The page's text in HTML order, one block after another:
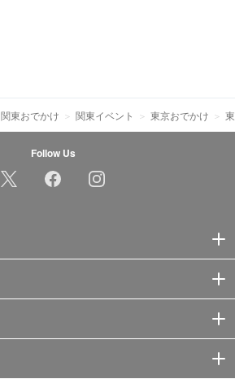
関東おでかけ 関東イベント 東京おでかけ
Follow Us